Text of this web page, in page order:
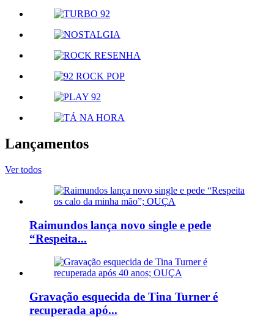
Lançamentos
Ver todos
Raimundos lança novo single e pede
“Respeita...
Gravação esquecida de Tina Turner é
recuperada apó...